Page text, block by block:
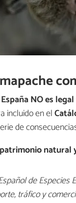
NO es
incluido en el
de
natural
de
tráfico y